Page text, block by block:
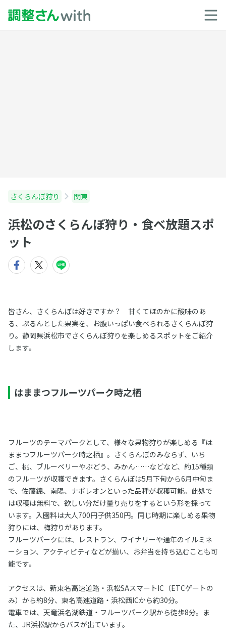
さくらんぼ狩り 関東
浜松のさくらんぼ狩り・食べ放題スポ
ット
皆さん、さくらんぼは好きですか？ 甘くてほのかに酸味のあ
る、ぷるんとした果実を、お腹いっぱい食べられるさくらんぼ狩
り。静岡県浜松市でさくらんぼ狩りを楽しめるスポットをご紹介
します。
はままつフルーツパーク時之栖
フルーツのテーマパークとして、様々な果物狩りが楽しめる『は
ままつフルーツパーク時之栖』。さくらんぼのみならず、いち
ご、桃、ブルーベリーやぶどう、みかん……などなど、約15種類
のフルーツが収穫できます。さくらんぼは5月下旬から6月中旬ま
で、佐藤錦、南陽、ナポレオンといった品種が収穫可能。此処で
は収穫は無料で、欲しい分だけ量り売りをするという形を採って
います。入園料は大人700円子供350円。同じ時期に楽しめる果物
狩りには、梅狩りがあります。
フルーツパークには、レストラン、ワイナリーや通年のイルミネ
ーション、アクティビティなどが揃い、お弁当を持ち込むことも可
能です。
アクセスは、新東名高速道路・浜松SAスマートIC（ETCゲートの
み）から約8分、東名高速道路・浜松西ICから約30分。
電車では、天竜浜名湖鉄道・フルーツパーク駅から徒歩8分。ま
た、JR浜松駅からバスが出ています。